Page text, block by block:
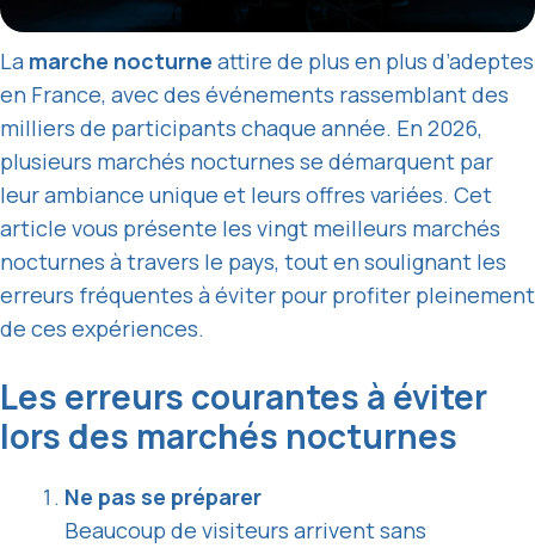
La marche nocturne attire de plus en plus d’adeptes
en France, avec des événements rassemblant des
milliers de participants chaque année. En 2026,
plusieurs marchés nocturnes se démarquent par
leur ambiance unique et leurs offres variées. Cet
article vous présente les vingt meilleurs marchés
nocturnes à travers le pays, tout en soulignant les
erreurs fréquentes à éviter pour profiter pleinement
de ces expériences.
Les erreurs courantes à éviter
lors des marchés nocturnes
Ne pas se préparer
Beaucoup de visiteurs arrivent sans